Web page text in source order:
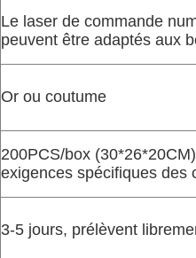
Le laser de commande
peuvent être adaptés aux
Or ou coutume
200PCS/box
exigences spécifiques des
3-5 jours, prélèvent